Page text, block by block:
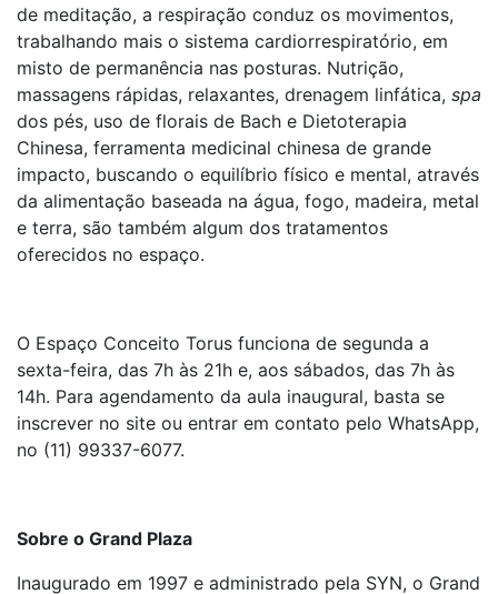
de meditação, a respiração conduz os movimentos,
trabalhando mais o sistema cardiorrespiratório, em
misto de permanência nas posturas. Nutrição,
massagens rápidas, relaxantes, drenagem linfática, spa
dos pés, uso de florais de Bach e Dietoterapia
Chinesa, ferramenta medicinal chinesa de grande
impacto, buscando o equilíbrio físico e mental, através
da alimentação baseada na água, fogo, madeira, metal
e terra, são também algum dos tratamentos
oferecidos no espaço.
O Espaço Conceito Torus funciona de segunda a
sexta-feira, das 7h às 21h e, aos sábados, das 7h às
14h. Para agendamento da aula inaugural, basta se
inscrever no site ou entrar em contato pelo WhatsApp,
no (11) 99337-6077.
Sobre o Grand Plaza
Inaugurado em 1997 e administrado pela SYN, o Grand